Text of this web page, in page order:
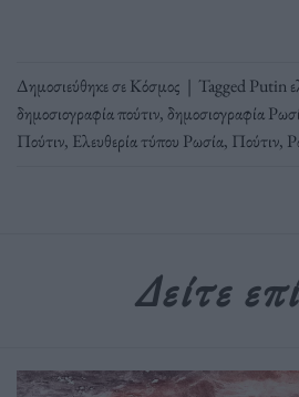
Δημοσιεύθηκε σεΚόσμος | TaggedPutin
δημοσιογραφία πούτιν,δημοσιογραφία
Πούτιν, Ελευθερία τύπου Ρωσία, Πούτιν,
Δείτε